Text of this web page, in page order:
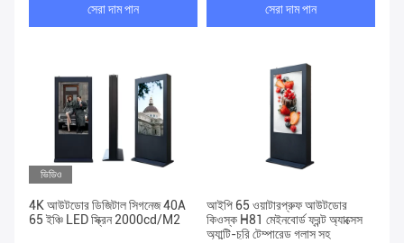
সেরা দাম পান সেরা দাম পান
ভিডিও
4K আউটডোর ডিজিটাল সিগনেজ 40A
65 ইঞ্চি LED স্ক্রিন 2000cd/M2
আইপি 65 ওয়াটারপ্রুফ আউটডোর
কিওস্ক H81 মেইনবোর্ড ফ্রন্ট অ্যাক্সেস
অ্যান্টি-চুরি টেম্পারেড গ্লাস সহ